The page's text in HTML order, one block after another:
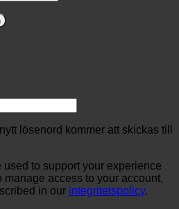
lösenord kommer att skickas till
to support your experience
access to your account,
in our integritetspolicy.